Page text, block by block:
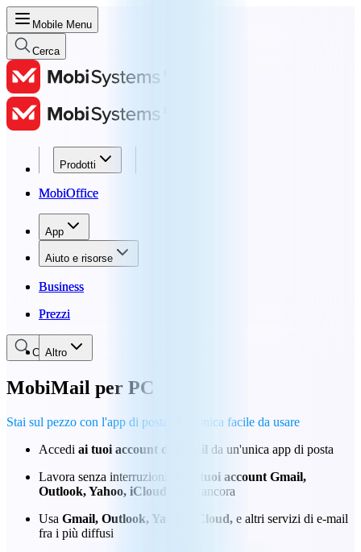
Mobile Menu
Cerca
Prodotti
MobiOffice
App
Aiuto e risorse
Business
Prezzi
Altro
Prodotti
MobiOffice
App
Aiuto e risorse
Business
Prezzi
Cerca
MobiMail per PC
Stai sul pezzo con l'app di posta elettronica facile da usare
Accedi ai tuoi account di e-mail da un'unica app di posta
Lavora senza interruzioni
con i tuoi account Gmail,
Outlook, Yahoo, iCloud
e altri ancora
Usa Gmail, Outlook, Yahoo, iCloud, e altri servizi di e-mail
fra i più diffusi